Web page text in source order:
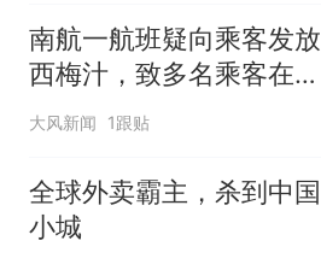
南航一航班疑向乘客发放
西梅汁，致多名乘客在飞
行途中排队上厕所！乘
厕所；客服回应：并非每
架飞机都会发放西梅汁
大风新闻 1跟贴
全球外卖霸主，杀到中国
小城